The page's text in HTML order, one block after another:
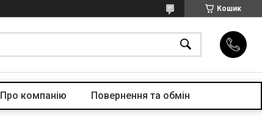
Кошик
Про компанiю Повернення та обмін